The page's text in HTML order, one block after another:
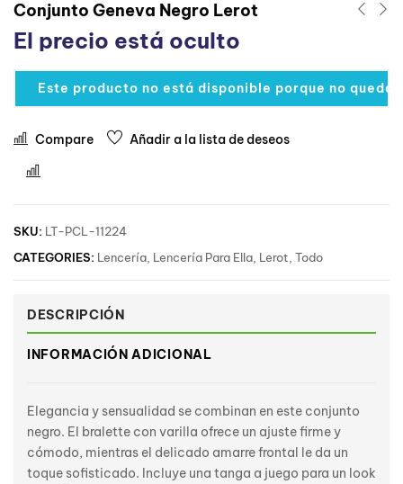
Conjunto Geneva Negro Lerot
El precio está oculto
Este producto no está disponible porque no
Compare Añadir a la lista de deseos
SKU: LT-PCL-11224
CATEGORIES: Lencería Lencería Para Ella Lerot Todo
DESCRIPCIÓN
INFORMACIÓN ADICIONAL
Elegancia y sensualidad se combinan en este conjunto
negro. El bralette con varilla ofrece un ajuste firme y
cómodo, mientras el delicado amarre frontal le da un
toque sofisticado. Incluye una tanga a juego para un look